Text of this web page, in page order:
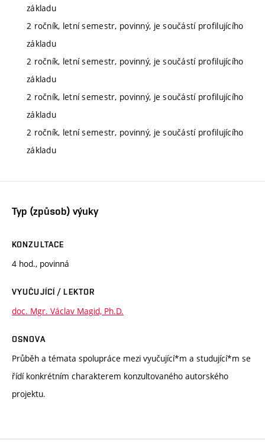
základu
2 ročník, letní semestr, povinný, je součástí profilujícího
základu
2 ročník, letní semestr, povinný, je součástí profilujícího
základu
2 ročník, letní semestr, povinný, je součástí profilujícího
základu
2 ročník, letní semestr, povinný, je součástí profilujícího
základu
Typ (způsob) výuky
KONZULTACE
4 hod., povinná
VYUČUJÍCÍ / LEKTOR
doc. Mgr. Václav Magid, Ph.D.
OSNOVA
Průběh a témata spolupráce mezi vyučující*m a studující*m se
řídí konkrétním charakterem konzultovaného autorského
projektu.